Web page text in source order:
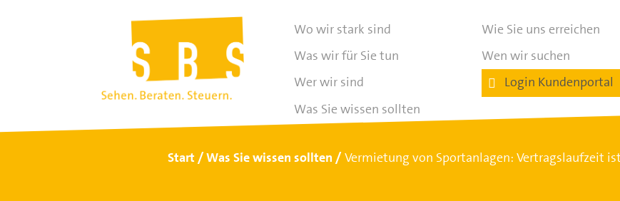
Wo wir stark sind
Was wir für Sie tun
Wer wir sind
Was Sie wissen sollten
Wie Sie uns erreichen
Wen wir suchen
Login Kundenportal
Start Was Sie wissen sollten Vermietung von Sportanlagen: Vertragslaufzeit